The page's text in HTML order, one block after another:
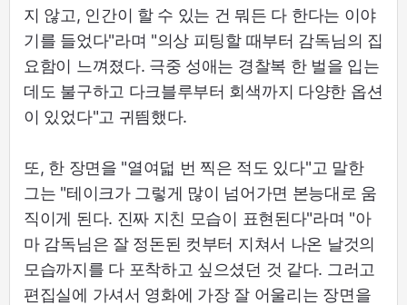
지 않고, 인간이 할 수 있는 건 뭐든 다 한다는 이야
기를 들었다"라며 "의상 피팅할 때부터 감독님의 집
요함이 느껴졌다. 극중 성애는 경찰복 한 벌을 입는
데도 불구하고 다크블루부터 회색까지 다양한 옵션
이 있었다"고 귀띔했다.
또, 한 장면을 "열여덟 번 찍은 적도 있다"고 말한
그는 "테이크가 그렇게 많이 넘어가면 본능대로 움
직이게 된다. 진짜 지친 모습이 표현된다"라며 "아
마 감독님은 잘 정돈된 컷부터 지쳐서 나온 날것의
모습까지를 다 포착하고 싶으셨던 것 같다. 그러고
편집실에 가셔서 영화에 가장 잘 어울리는 장면을